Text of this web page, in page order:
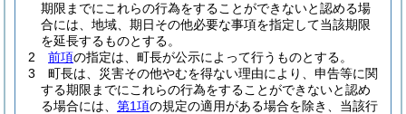
期限までにこれらの行為をすることができないと認める場
合には、地域、期日その他必要な事項を指定して当該期限
を延長するものとする。
2
前項の指定は、町長が公示によって行うものとする。
3
町長は、災害その他やむを得ない理由により、申告等に関
する期限までにこれらの行為をすることができないと認め
る場合には、 第1項の規定の適用がある場合を除き、当該行